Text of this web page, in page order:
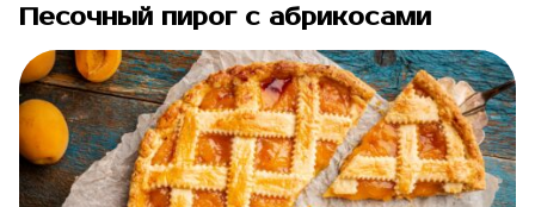
Песочный пирог с абрикосами